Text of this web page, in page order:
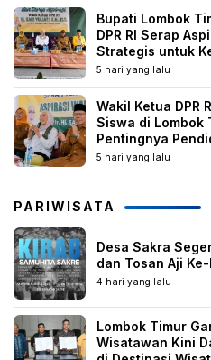
Bupati Lombok
DPR RI Serap
Strategis untuk
5 hari yang lalu
Wakil Ketua DPR
Siswa di Lombok
Pentingnya
Perkawinan Anak
5 hari yang lalu
PARIWISATA
Desa Sakra
dan Tosan Aji
4 hari yang lalu
Lombok Timur
Wisatawan Kini